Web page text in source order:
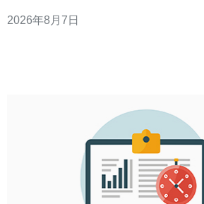
地部署自己的运维团队、备件与物流链
2026年8月7日